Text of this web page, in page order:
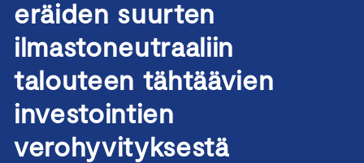
eräiden suurten
ilmastoneutraaliin
talouteen tähtäävien
investointien
verohyvityksestä